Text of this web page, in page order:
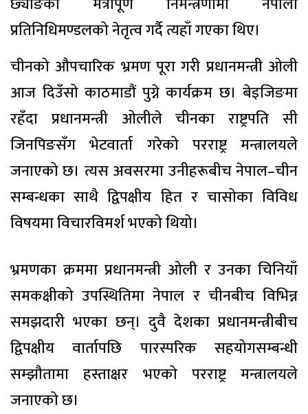
प्रतिनिधिमण्डलको नेतृत्व गर्दै त्यहाँ गएका थिए।
चीनको औपचारिक भ्रमण पूरा गरी प्रधानमन्त्री ओली
आज दिउँसो काठमाडौं पुग्ने कार्यक्रम छ। बेइजिङमा
रहँदा प्रधानमन्त्री ओलीले चीनका राष्ट्रपति सी
जिनपिङसँग भेटवार्ता गरेको परराष्ट्र मन्त्रालयले
जनाएको छ। त्यस अवसरमा उनीहरूबीच नेपाल–चीन
सम्बन्धका साथै द्विपक्षीय हित र चासोका विविध
विषयमा विचारविमर्श भएको थियो।
भ्रमणका क्रममा प्रधानमन्त्री ओली र उनका चिनियाँ
समकक्षीको उपस्थितिमा नेपाल र चीनबीच विभिन्न
समझदारी भएका छन्। दुवै देशका प्रधानमन्त्रीबीच
द्विपक्षीय वार्तापछि पारस्परिक सहयोगसम्बन्धी
सम्झौतामा हस्ताक्षर भएको परराष्ट्र मन्त्रालयले
जनाएको छ।